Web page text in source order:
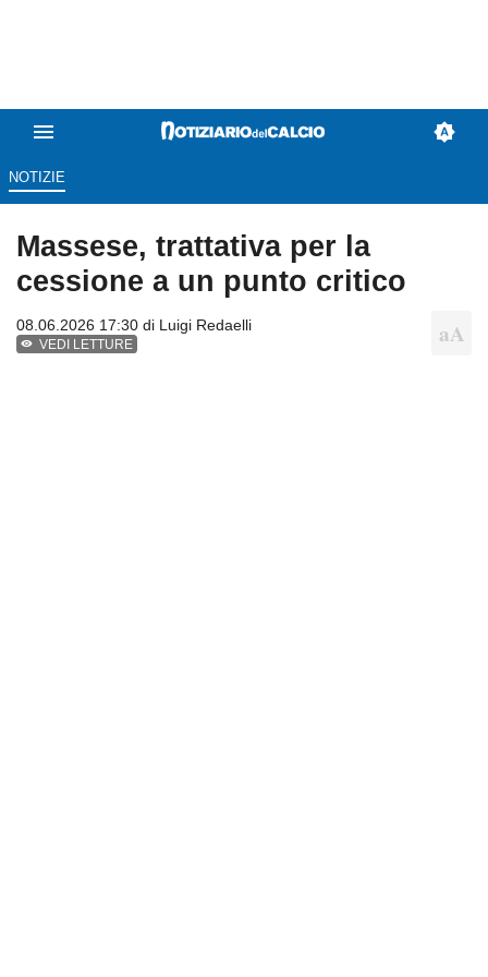
NOTIZIE
Massese, trattativa per la
cessione a un punto critico
08.06.2026 17:30 di Luigi Redaelli
VEDI LETTURE